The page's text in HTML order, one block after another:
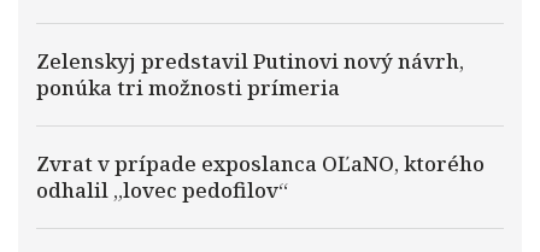
Zelenskyj predstavil Putinovi nový návrh,
ponúka tri možnosti prímeria
Zvrat v prípade exposlanca OĽaNO, ktorého
odhalil „lovec pedofilov“